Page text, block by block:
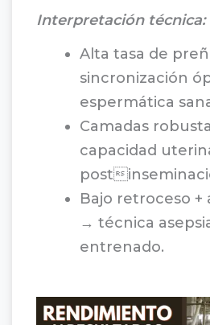
Interpretación técnica:
Alta tasa de
sincronización
espermática
Camadas
capacidad
post
Bajo retroceso +
→ técnica
entrenado.